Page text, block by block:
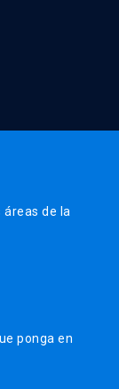
de la
ponga en